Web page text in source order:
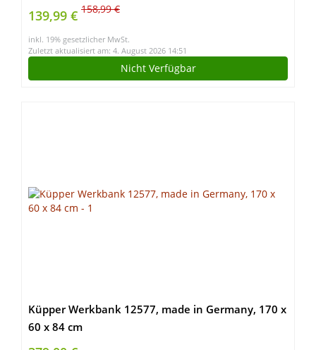
Aluminiumbeinen, Arbeitsbock mit 4
Schraubzwingen 150/300mm & 4 Stöcken, 79 x
63,5 x 89 cm
139,99 € 158,99 €
inkl. 19% gesetzlicher MwSt.
Zuletzt aktualisiert am: 4. August 2026 14:51
Nicht Verfügbar
Küpper Werkbank 12577, made in Germany, 170 x
60 x 84 cm